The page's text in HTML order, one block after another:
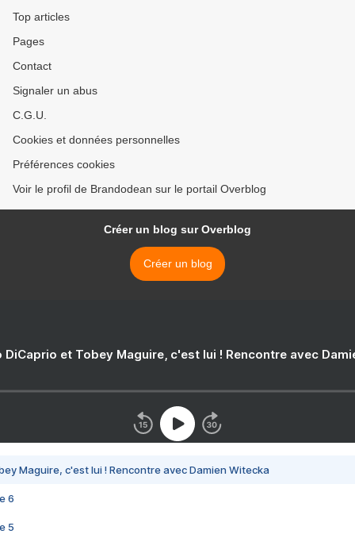
Top articles
Pages
Contact
Signaler un abus
C.G.U.
Cookies et données personnelles
Préférences cookies
Voir le profil de Brandodean sur le portail Overblog
Créer un blog sur Overblog
Créer un blog
DiCaprio et Tobey Maguire, c'est lui ! Rencontre avec
Maguire, c'est lui ! Rencontre avec Damien Witecka
6
5